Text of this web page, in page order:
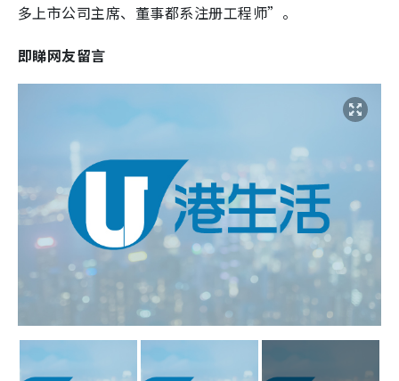
多上市公司主席、董事都系注册工程师”。
即睇网友留言